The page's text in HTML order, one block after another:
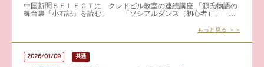
中国新聞ＳＥＬＥＣＴに クレドビル教室の連続講座 「源氏物語の
舞台裏『小右記』を読む」 「ソシアルダンス（初心者）」 が
もっと見る ＞＞
2026/01/09 共通